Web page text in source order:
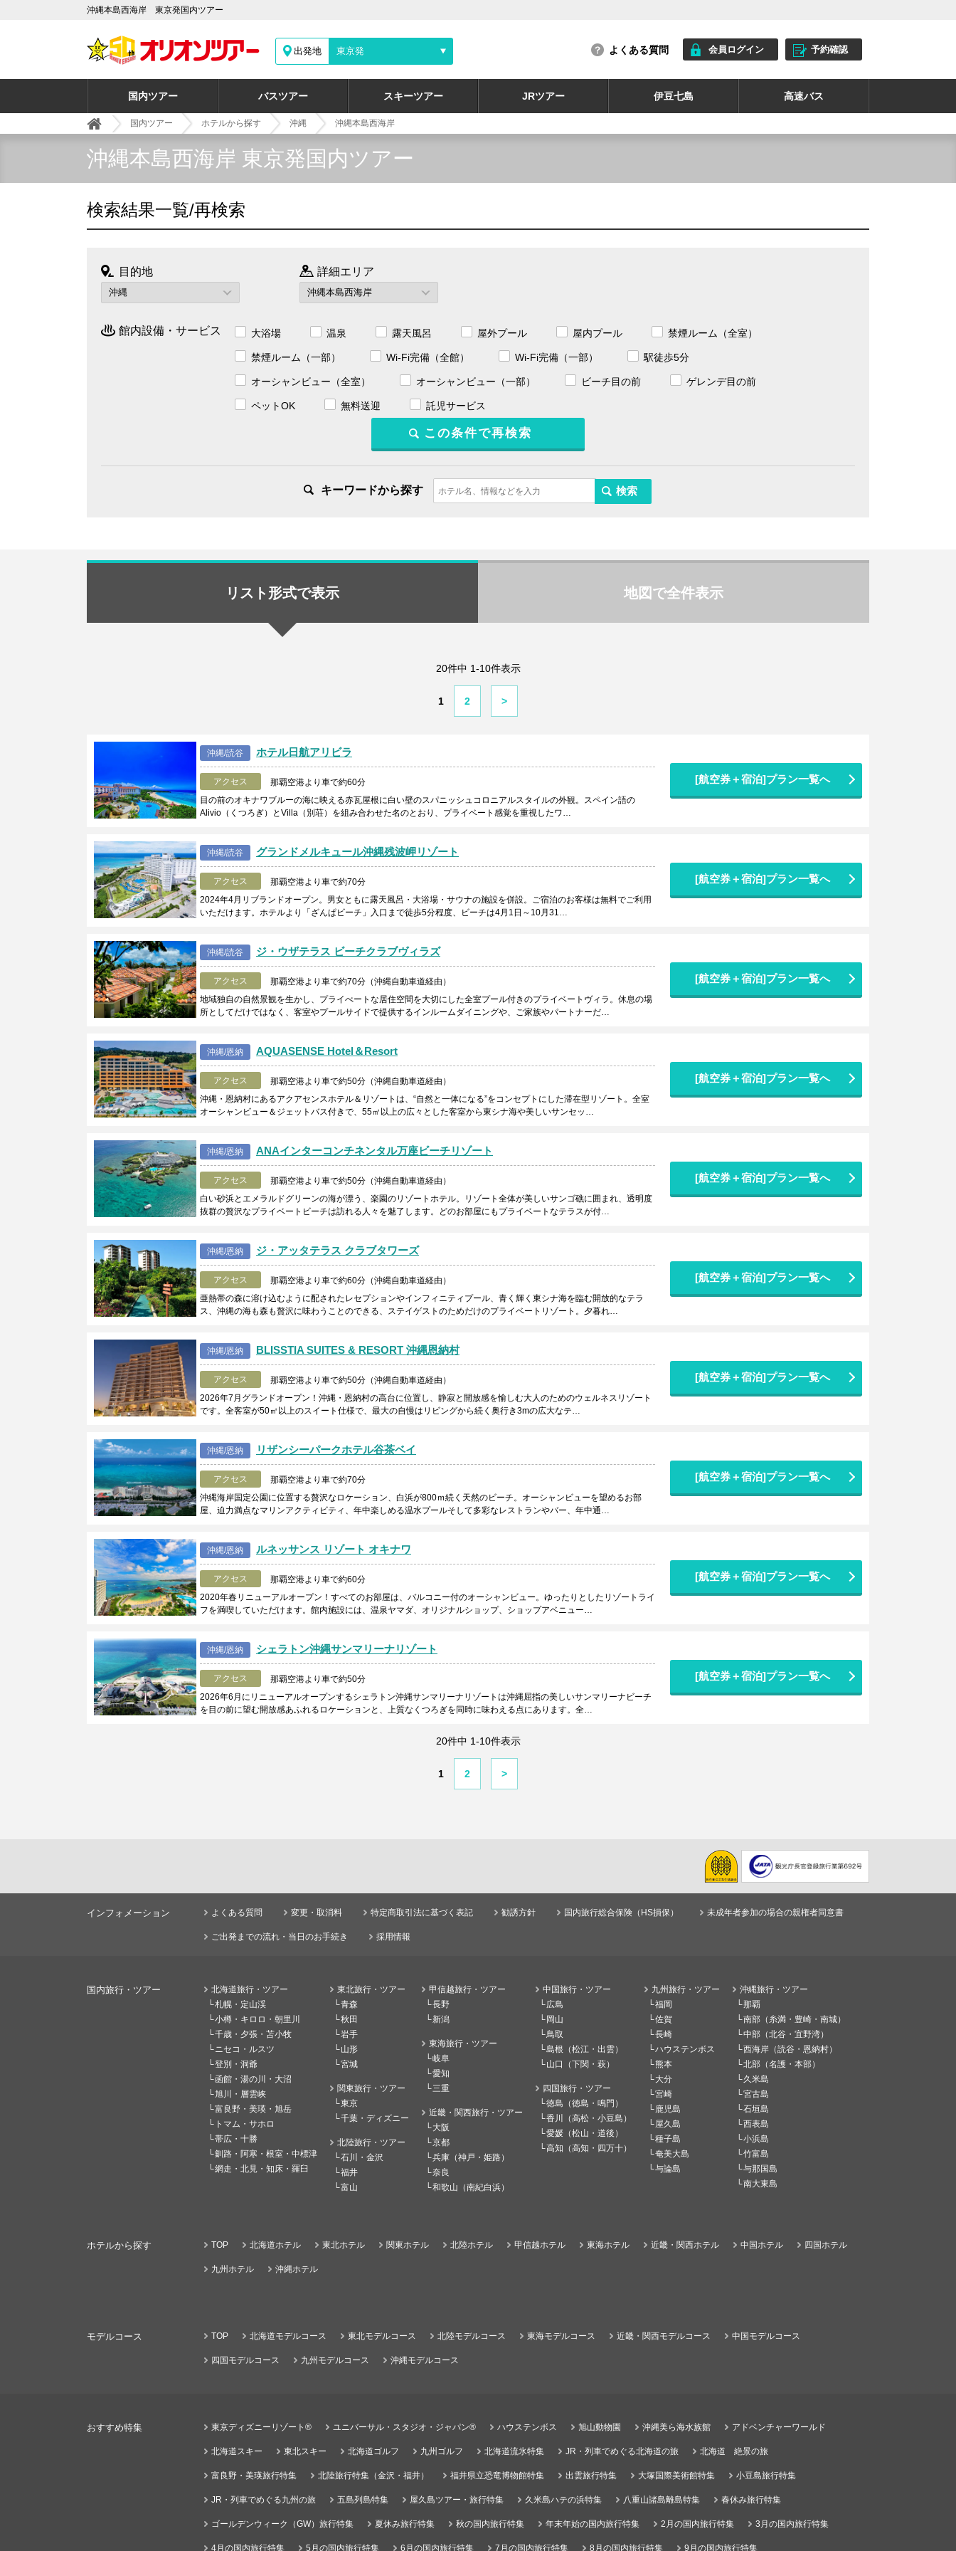
沖縄本島西海岸 東京発国内ツアー
出発地 東京発 よくある質問 会員ログイン 予約確認
国内ツアー バスツアー スキーツアー JRツアー 伊豆七島 高速バス
国内ツアー ホテルから探す 沖縄 沖縄本島西海岸
沖縄本島西海岸 東京発国内ツアー
検索結果一覧/再検索
目的地 詳細エリア
館内設備・サービス 大浴場 温泉 露天風呂 屋外プール 屋内プール 禁煙ルーム（全室）
禁煙ルーム（一部） Wi-Fi完備（全館） Wi-Fi完備（一部） 駅徒歩5分
オーシャンビュー（全室） オーシャンビュー（一部） ビーチ目の前 ゲレンデ目の前
ペットOK 無料送迎 託児サービス
キーワードから探す
リスト形式で表示 地図で全件表示
20件中 1-10件表示
1 2 >
沖縄/読谷 ホテル日航アリビラ
アクセス
那覇空港より車で約60分
目の前のオキナワブルーの海に映える赤瓦屋根に白い壁のスパニッシュコロニアルスタイルの外観。スペイン語の
Alivio（くつろぎ）とVilla（別荘）を組み合わせた名のとおり、プライベート感覚を重視したワ…
[航空券＋宿泊]プラン一覧へ
沖縄/読谷 グランドメルキュール沖縄残波岬リゾート
アクセス
那覇空港より車で約70分
2024年4月リブランドオープン。男女ともに露天風呂・大浴場・サウナの施設を併設。ご宿泊のお客様は無料でご利用
いただけます。ホテルより「ざんぱビーチ」入口まで徒歩5分程度、ビーチは4月1日～10月31…
[航空券＋宿泊]プラン一覧へ
沖縄/読谷 ジ・ウザテラス ビーチクラブヴィラズ
アクセス
那覇空港より車で約70分（沖縄自動車道経由）
地域独自の自然景観を生かし、プライべートな居住空間を大切にした全室プール付きのプライベートヴィラ。休息の場
所としてだけではなく、客室やプールサイドで提供するインルームダイニングや、ご家族やパートナーだ…
[航空券＋宿泊]プラン一覧へ
沖縄/恩納 AQUASENSE Hotel＆Resort
アクセス
那覇空港より車で約50分（沖縄自動車道経由）
沖縄・恩納村にあるアクアセンスホテル＆リゾートは、“自然と一体になる”をコンセプトにした滞在型リゾート。全室
オーシャンビュー＆ジェットバス付きで、55㎡以上の広々とした客室から東シナ海や美しいサンセッ…
[航空券＋宿泊]プラン一覧へ
沖縄/恩納 ANAインターコンチネンタル万座ビーチリゾート
アクセス
那覇空港より車で約50分（沖縄自動車道経由）
白い砂浜とエメラルドグリーンの海が漂う、楽園のリゾートホテル。リゾート全体が美しいサンゴ礁に囲まれ、透明度
抜群の贅沢なプライベートビーチは訪れる人々を魅了します。どのお部屋にもプライベートなテラスが付…
[航空券＋宿泊]プラン一覧へ
沖縄/恩納 ジ・アッタテラス クラブタワーズ
アクセス
那覇空港より車で約60分（沖縄自動車道経由）
亜熱帯の森に溶け込むように配されたレセプションやインフィニティプール、青く輝く東シナ海を臨む開放的なテラ
ス、沖縄の海も森も贅沢に味わうことのできる、ステイゲストのためだけのプライベートリゾート。夕暮れ…
[航空券＋宿泊]プラン一覧へ
沖縄/恩納 BLISSTIA SUITES & RESORT 沖縄恩納村
アクセス
那覇空港より車で約50分（沖縄自動車道経由）
2026年7月グランドオープン！沖縄・恩納村の高台に位置し、静寂と開放感を愉しむ大人のためのウェルネスリゾート
です。全客室が50㎡以上のスイート仕様で、最大の自慢はリビングから続く奥行き3mの広大なテ…
[航空券＋宿泊]プラン一覧へ
沖縄/恩納 リザンシーパークホテル谷茶ベイ
アクセス
那覇空港より車で約70分
沖縄海岸国定公園に位置する贅沢なロケーション、白浜が800ｍ続く天然のビーチ。オーシャンビューを望めるお部
屋、迫力満点なマリンアクティビティ、年中楽しめる温水プールそして多彩なレストランやバー、年中通…
[航空券＋宿泊]プラン一覧へ
沖縄/恩納 ルネッサンス リゾート オキナワ
アクセス
那覇空港より車で約60分
2020年春リニューアルオープン！すべてのお部屋は、バルコニー付のオーシャンビュー。ゆったりとしたリゾートライ
フを満喫していただけます。館内施設には、温泉ヤマダ、オリジナルショップ、ショップアベニュー…
[航空券＋宿泊]プラン一覧へ
沖縄/恩納 シェラトン沖縄サンマリーナリゾート
アクセス
那覇空港より車で約50分
2026年6月にリニューアルオープンするシェラトン沖縄サンマリーナリゾートは沖縄屈指の美しいサンマリーナビーチ
を目の前に望む開放感あふれるロケーションと、上質なくつろぎを同時に味わえる点にあります。全…
[航空券＋宿泊]プラン一覧へ
20件中 1-10件表示
1 2 >
インフォメーション よくある質問 変更・取消料 特定商取引法に基づく表記 勧誘方針 国内旅行総合保険（HS損保） 未成年者参加の場合の親権者同意書
ご出発までの流れ・当日のお手続き 採用情報
国内旅行・ツアー
北海道旅行・ツアー
札幌・定山渓
小樽・キロロ・朝里川
千歳・夕張・苫小牧
ニセコ・ルスツ
登別・洞爺
函館・湯の川・大沼
旭川・層雲峡
富良野・美瑛・旭岳
トマム・サホロ
帯広・十勝
釧路・阿寒・根室・中標津
網走・北見・知床・羅臼
東北旅行・ツアー
青森
秋田
岩手
山形
宮城
関東旅行・ツアー
東京
千葉・ディズニー
北陸旅行・ツアー
石川・金沢
福井
富山
甲信越旅行・ツアー
長野
新潟
東海旅行・ツアー
岐阜
愛知
三重
近畿・関西旅行・ツアー
大阪
京都
兵庫（神戸・姫路）
奈良
和歌山（南紀白浜）
中国旅行・ツアー
広島
岡山
鳥取
島根（松江・出雲）
山口（下関・萩）
四国旅行・ツアー
徳島（徳島・鳴門）
香川（高松・小豆島）
愛媛（松山・道後）
高知（高知・四万十）
九州旅行・ツアー
福岡
佐賀
長崎
ハウステンボス
熊本
大分
宮崎
鹿児島
屋久島
種子島
奄美大島
与論島
沖縄旅行・ツアー
那覇
南部（糸満・豊崎・南城）
中部（北谷・宜野湾）
西海岸（読谷・恩納村）
北部（名護・本部）
久米島
宮古島
石垣島
西表島
小浜島
竹富島
与那国島
南大東島
ホテルから探す TOP 北海道ホテル 東北ホテル 関東ホテル 北陸ホテル 甲信越ホテル 東海ホテル 近畿・関西ホテル 中国ホテル 四国ホテル
九州ホテル 沖縄ホテル
モデルコース TOP 北海道モデルコース 東北モデルコース 北陸モデルコース 東海モデルコース 近畿・関西モデルコース 中国モデルコース
四国モデルコース 九州モデルコース 沖縄モデルコース
おすすめ特集 東京ディズニーリゾート® ユニバーサル・スタジオ・ジャパン® ハウステンボス 旭山動物園 沖縄美ら海水族館 アドベンチャーワールド
北海道スキー 東北スキー 北海道ゴルフ 九州ゴルフ 北海道流氷特集 JR・列車でめぐる北海道の旅 北海道 絶景の旅
富良野・美瑛旅行特集 北陸旅行特集（金沢・福井） 福井県立恐竜博物館特集 出雲旅行特集 大塚国際美術館特集 小豆島旅行特集
JR・列車でめぐる九州の旅 五島列島特集 屋久島ツアー・旅行特集 久米島ハテの浜特集 八重山諸島離島特集 春休み旅行特集
ゴールデンウィーク（GW）旅行特集 夏休み旅行特集 秋の国内旅行特集 年末年始の国内旅行特集 2月の国内旅行特集 3月の国内旅行特集
4月の国内旅行特集 5月の国内旅行特集 6月の国内旅行特集 7月の国内旅行特集 8月の国内旅行特集 9月の国内旅行特集